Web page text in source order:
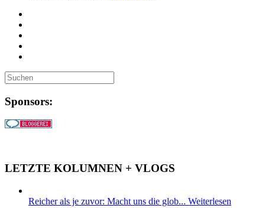
Sponsors:
LETZTE KOLUMNEN + VLOGS
Reicher als je zuvor: Macht uns die glob... Weiterlesen